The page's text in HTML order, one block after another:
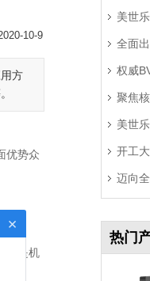
10-9
方
优势众
就是机
展，精
美世
RE+展
全面
年中营
权威
局拉美市
聚焦
2025年
美世
绿色能
开工
工，迈
迈向
热门
×